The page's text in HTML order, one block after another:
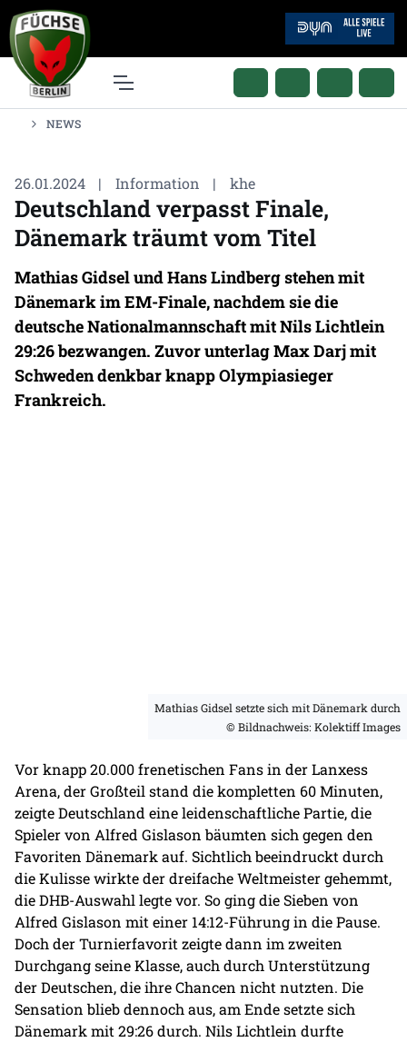
NEWS
26.01.2024 | Information | khe
Deutschland verpasst Finale,
Dänemark träumt vom Titel
Mathias Gidsel und Hans Lindberg stehen mit
Dänemark im EM-Finale, nachdem sie die
deutsche Nationalmannschaft mit Nils Lichtlein
29:26 bezwangen. Zuvor unterlag Max Darj mit
Schweden denkbar knapp Olympiasieger
Frankreich.
Mathias Gidsel setzte sich mit Dänemark durch
© Bildnachweis: Kolektiff Images
Vor knapp 20.000 frenetischen Fans in der Lanxess
Arena, der Großteil stand die kompletten 60 Minuten,
zeigte Deutschland eine leidenschaftliche Partie, die
Spieler von Alfred Gislason bäumten sich gegen den
Favoriten Dänemark auf. Sichtlich beeindruckt durch
die Kulisse wirkte der dreifache Weltmeister gehemmt,
die DHB-Auswahl legte vor. So ging die Sieben von
Alfred Gislason mit einer 14:12-Führung in die Pause.
Doch der Turnierfavorit zeigte dann im zweiten
Durchgang seine Klasse, auch durch Unterstützung
der Deutschen, die ihre Chancen nicht nutzten. Die
Sensation blieb dennoch aus, am Ende setzte sich
Dänemark mit 29:26 durch. Nils Lichtlein durfte